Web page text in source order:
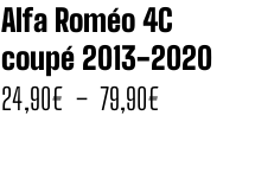
Alfa Roméo 4C
coupé 2013-2020
24,90€ – 79,90€